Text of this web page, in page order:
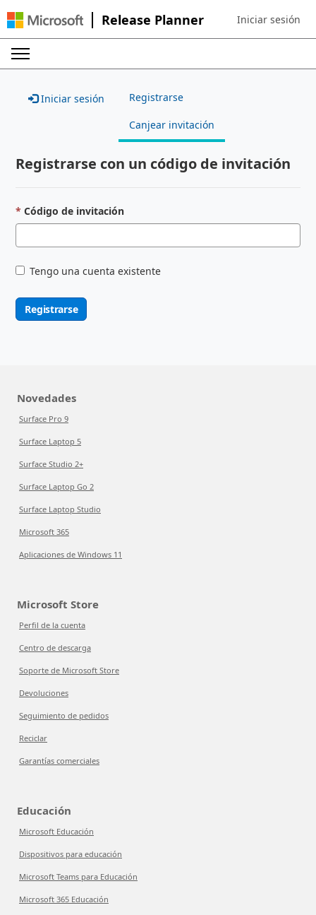
Release Planner Sign in to your
Iniciar sesión
Iniciar sesión Registrarse
Canjear invitación
Registrarse con un código de invitación
Código de invitación
Tengo una cuenta existente
Registrarse
Novedades
Surface Pro 9
Surface Laptop 5
Surface Studio 2+
Surface Laptop Go 2
Surface Laptop Studio
Microsoft 365
Aplicaciones de Windows 11
Microsoft Store
Perfil de la cuenta
Centro de descarga
Soporte de Microsoft Store
Devoluciones
Seguimiento de pedidos
Reciclar
Garantías comerciales
Educación
Microsoft Educación
Dispositivos para educación
Microsoft Teams para Educación
Microsoft 365 Educación